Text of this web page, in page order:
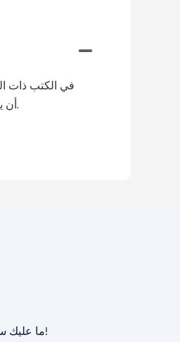
في الكتب ذات
أن يكون ذا قيمة جمالية عالية. سنستخدم ورقًا سميكًا بوزن 80 رطلاً، ولكن قد نستخدم بديلًا مشابهًا عالي الجودة في حال عدم توفر هذا النوع من الورق.
ما عليك سوى ترك بريدك الإلكتروني أو رقم هاتفك في نموذج الاتصال حتى نتمكن من إرسال عرض أسعار مجاني لك لمجموعة واسعة من التصاميم لدينا!